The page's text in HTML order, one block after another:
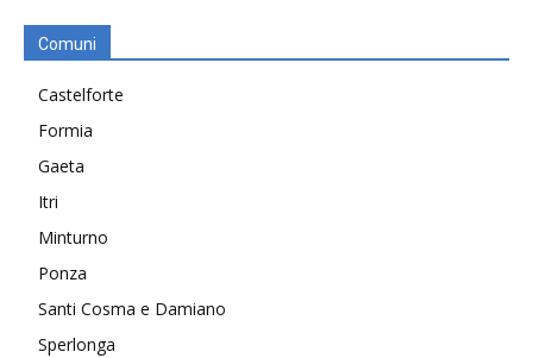
Comuni
Castelforte
Formia
Gaeta
Itri
Minturno
Ponza
Santi Cosma e Damiano
Sperlonga